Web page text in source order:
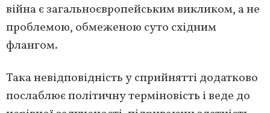
війна є загальноєвропейським викликом, а не
проблемою, обмеженою суто східним
флангом.
Така невідповідність у сприйнятті додатково
послаблює політичну терміновість і веде до